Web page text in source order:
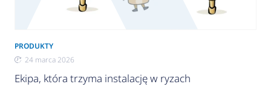
PRODUKTY
24 marca 2026
Ekipa, która trzyma instalację w ryzach